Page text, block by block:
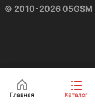
Главная Каталог
© 2010-2026 05GSM